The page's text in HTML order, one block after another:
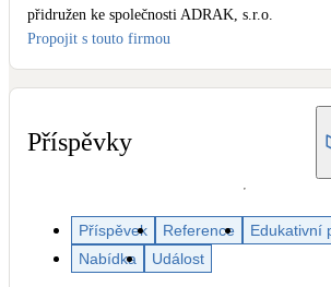
Solární termický systém
Na přípravu teplé vody i přitápění
Větrání s rekuperací
Teplovzdušné vytápění
přidružen ke společnosti ADRAK, s.r.o.
Propojit s touto firmou
Příspěvky
Příspěvek Reference
Edukativní
Nabídka
Událost